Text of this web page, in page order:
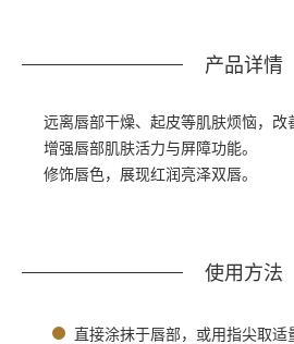
产品详情
远离唇部干燥、起皮等肌肤烦恼，改
增强唇部肌肤活力与屏障功能。
修饰唇色，展现红润亮泽双唇。
使用方法
直接涂抹于唇部，或用指尖取适